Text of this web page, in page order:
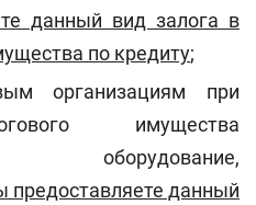
данный вид залога в
по кредиту;
организациям при
имущества
оборудование,
предоставляете данный